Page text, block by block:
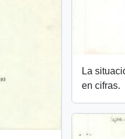
La
en cifras.